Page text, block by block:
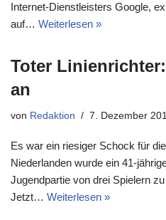
Internet-Dienstleisters Google,
auf… Weiterlesen »
Toter
an
von Redaktion 7. Dezember
Es war ein riesiger Schock für
Niederlanden wurde ein 41-
Jugendpartie von drei Spielern
Jetzt… Weiterlesen »